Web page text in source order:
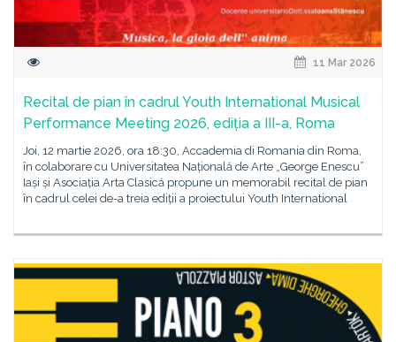
11 Mar 2026
Recital de pian în cadrul Youth International Musical
Performance Meeting 2026, ediția a III-a, Roma
Joi, 12 martie 2026, ora 18:30, Accademia di Romania din Roma,
în colaborare cu Universitatea Națională de Arte „George Enescu”
Iași și Asociația Arta Clasică propune un memorabil recital de pian
în cadrul celei de-a treia ediții a proiectului Youth International